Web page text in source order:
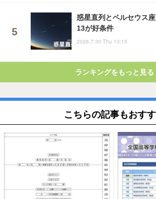
惑星直列とペルセウス
13が好条件
2026.7.30 Thu 10:15
ランキングをもっと見る
こちらの記事もおす